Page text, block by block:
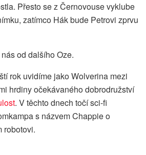
Přesto se z Černovouse vyklube
zatímco Hák bude Petrovi zprvu
od dalšího Oze.
rok uvidíme jako Wolverina mezi
hrdiny očekávaného dobrodružství
. V těchto dnech točí sci-fi
s názvem Chappie o
robotovi.